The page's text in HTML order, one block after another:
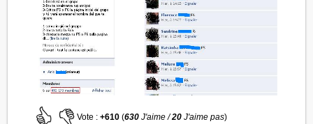
Vote :+610 (630J'aime /20 J'aime pas)